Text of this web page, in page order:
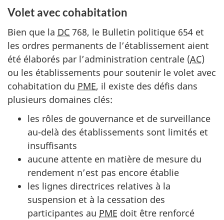
Volet avec cohabitation
Bien que la DC 768, le Bulletin politique 654 et
les ordres permanents de l’établissement aient
été élaborés par l’administration centrale (AC)
ou les établissements pour soutenir le volet avec
cohabitation du PME, il existe des défis dans
plusieurs domaines clés:
les rôles de gouvernance et de surveillance
au-delà des établissements sont limités et
insuffisants
aucune attente en matière de mesure du
rendement n’est pas encore établie
les lignes directrices relatives à la
suspension et à la cessation des
participantes au PME doit être renforcé